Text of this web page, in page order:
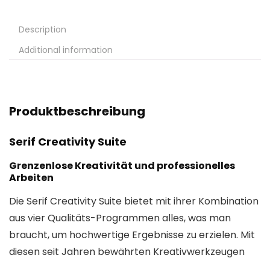
Description
Additional information
Produktbeschreibung
Serif Creativity Suite
Grenzenlose Kreativität und professionelles
Arbeiten
Die Serif Creativity Suite bietet mit ihrer Kombination
aus vier Qualitäts-Programmen alles, was man
braucht, um hochwertige Ergebnisse zu erzielen. Mit
diesen seit Jahren bewährten Kreativwerkzeugen